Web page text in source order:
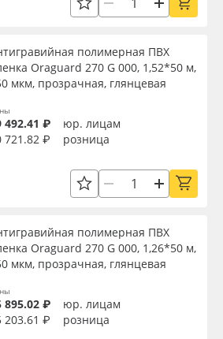
Применить
полимерная ПВХ
Oraguard 270 G 000, 1,52*50 м,
мкм, прозрачная, глянцевая
492.41 ₽
юр. лицам
721.82 ₽
розница
полимерная ПВХ
Oraguard 270 G 000, 1,26*50 м,
мкм, прозрачная, глянцевая
895.02 ₽
юр. лицам
203.61 ₽
розница